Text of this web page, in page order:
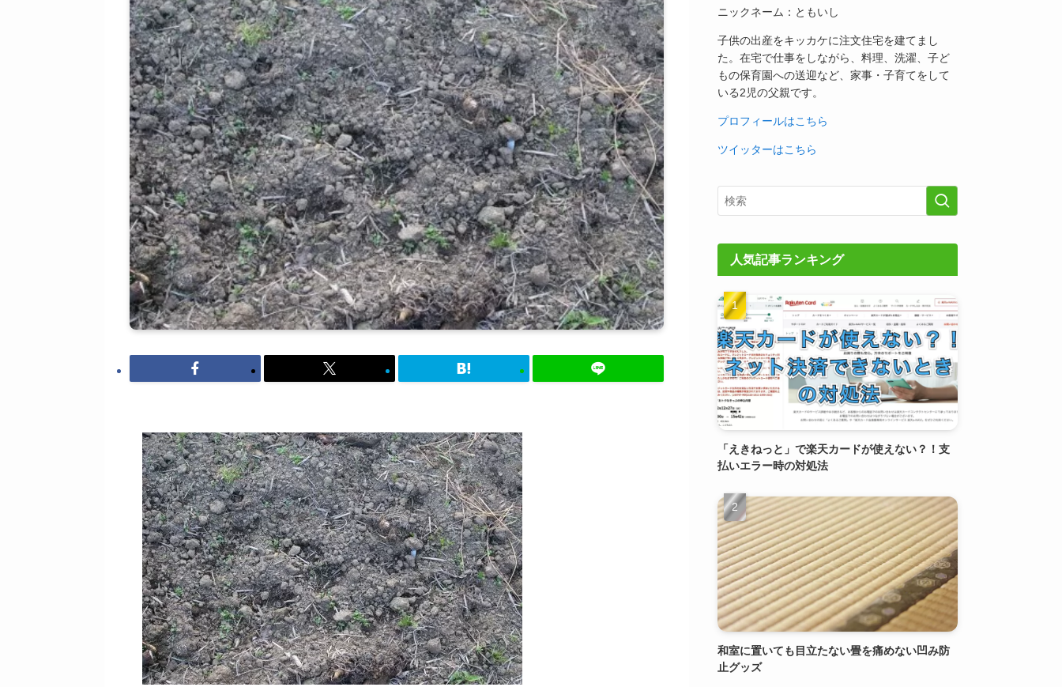
ニックネーム：ともいし
子供の出産をキッカケに注文住宅を建てまし
た。在宅で仕事をしながら、料理、洗濯、子ど
もの保育園への送迎など、家事・子育てをして
いる2児の父親です。
プロフィールはこちら
ツイッターはこちら
人気記事ランキング
「えきねっと」で楽天カードが使えない？！支
払いエラー時の対処法
和室に置いても目立たない畳を痛めない凹み防
止グッズ